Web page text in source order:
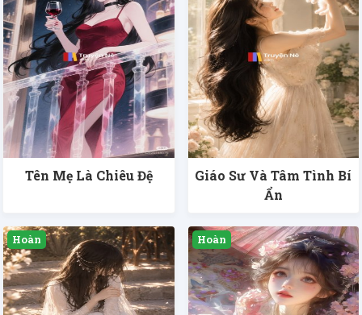
Tên Mẹ Là Chiêu Đệ
Giáo Sư Và Tâm Tình Bí
Ẩn